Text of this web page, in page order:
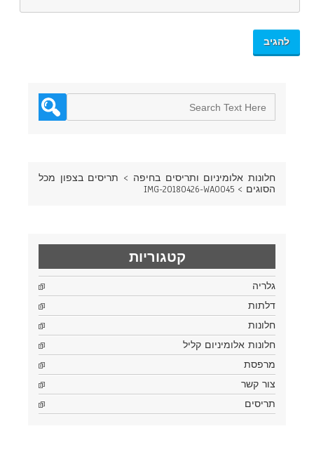
חלונות אלומיניום ותריסים בחיפה > תריסים בצפון מכל
הסוגים >
IMG-20180426-WA0045
קטגוריות
גלריה
דלתות
חלונות
חלונות אלומיניום קליל
מרפסת
צור קשר
תריסים